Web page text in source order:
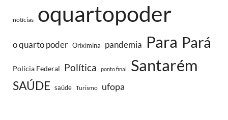
notícias oquartopoder
o quarto poder Oriximina pandemia Para Pará
Polícia Federal Política ponto final Santarém
SAÚDE saúde Turismo ufopa